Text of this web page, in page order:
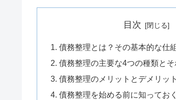
目次
債務整理とは？その基本的な仕
債務整理の主要な4つの種類と
債務整理のメリットとデメリット
債務整理を始める前に知ってお